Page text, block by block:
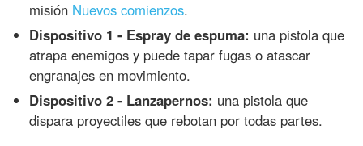
misión Nuevos comienzos.
Dispositivo 1 - Espray de espuma: una pistola que
atrapa enemigos y puede tapar fugas o atascar
engranajes en movimiento.
Dispositivo 2 - Lanzapernos: una pistola que
dispara proyectiles que rebotan por todas partes.